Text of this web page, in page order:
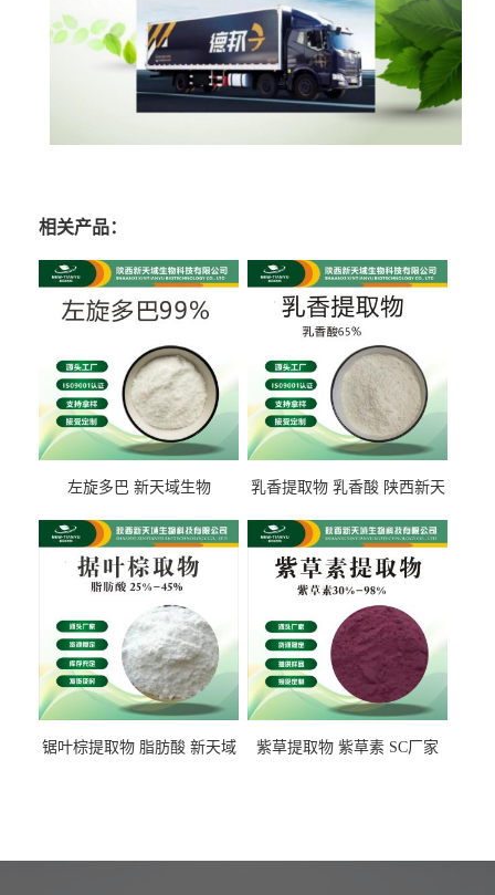
相关产品：
左旋多巴 新天域生物
乳香提取物 乳香酸 陕西新天
锯叶棕提取物 脂肪酸 新天域
紫草提取物 紫草素 SC厂家